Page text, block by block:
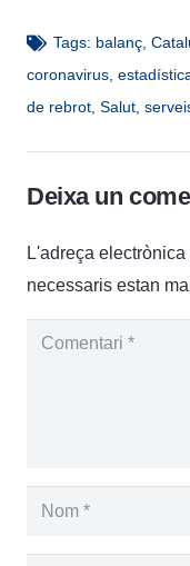
Tags: balanç,
coronavirus
de rebrot Salut
Deixa un
L'adreça
necessaris estan